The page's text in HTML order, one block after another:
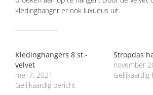
kledinghanger er ook luxueus uit.
Kledinghangers 8 st.-
velvet
mei 7, 2021
Gelijkaardig bericht
Stropdas
november
Gelijkaardig